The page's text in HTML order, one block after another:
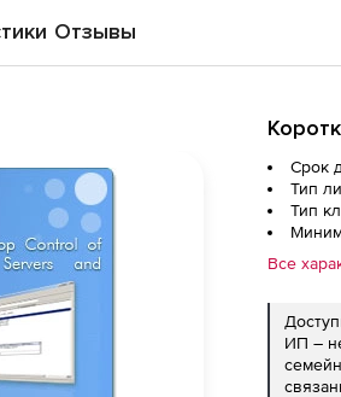
Отзывы
Срок
Тип
Тип
Все
ИП –